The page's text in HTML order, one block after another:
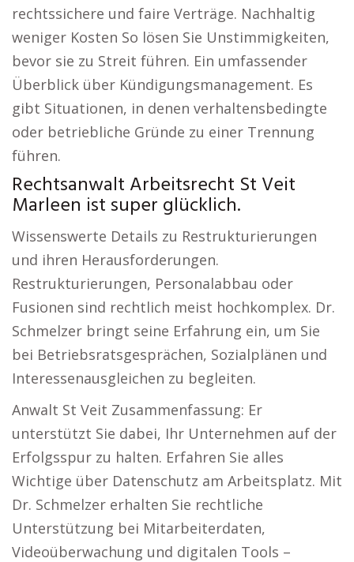
rechtssichere und faire Verträge. Nachhaltig
weniger Kosten So lösen Sie Unstimmigkeiten,
bevor sie zu Streit führen. Ein umfassender
Überblick über Kündigungsmanagement. Es
gibt Situationen, in denen verhaltensbedingte
oder betriebliche Gründe zu einer Trennung
führen.
Rechtsanwalt Arbeitsrecht St Veit
Marleen ist super glücklich.
Wissenswerte Details zu Restrukturierungen
und ihren Herausforderungen.
Restrukturierungen, Personalabbau oder
Fusionen sind rechtlich meist hochkomplex. Dr.
Schmelzer bringt seine Erfahrung ein, um Sie
bei Betriebsratsgesprächen, Sozialplänen und
Interessenausgleichen zu begleiten.
Anwalt St Veit Zusammenfassung: Er
unterstützt Sie dabei, Ihr Unternehmen auf der
Erfolgsspur zu halten. Erfahren Sie alles
Wichtige über Datenschutz am Arbeitsplatz. Mit
Dr. Schmelzer erhalten Sie rechtliche
Unterstützung bei Mitarbeiterdaten,
Videoüberwachung und digitalen Tools –